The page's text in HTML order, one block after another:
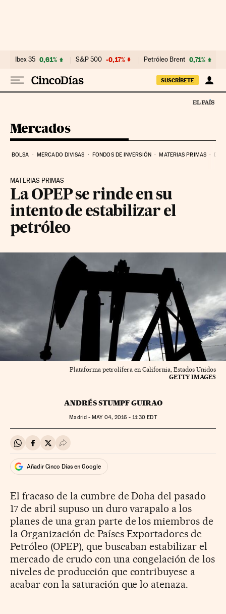
Ibex 35 0,61% S&P 500 -0,17% Petróleo Brent 0,71%
SUSCRÍBETE
Mercados
BOLSA MERCADO DIVISAS FONDOS DE INVERSIÓN MATERIAS PRIMAS
MATERIAS PRIMAS
La OPEP se rinde en su
intento de estabilizar el
petróleo
Plataforma petrolífera en California, Estados Unidos
GETTY IMAGES
ANDRÉS STUMPF GUIRAO
Madrid - MAY04, 2016 - 11:30 EDT
Compartir en Whatsapp
Compartir en Facebook
Compartir en Twitter
Desplegar Redes Sociales
Añadir Cinco Días en Google
El fracaso de la cumbre de Doha del pasado
17 de abril supuso un duro varapalo a los
planes de una gran parte de los miembros de
la Organización de Países Exportadores de
Petróleo (OPEP), que buscaban estabilizar el
mercado de crudo con una congelación de los
niveles de producción que contribuyese a
acabar con la saturación que lo atenaza.